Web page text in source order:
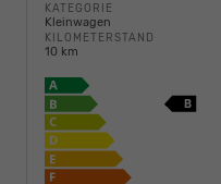
KATEGORIE
Kleinwagen
KILOMETERSTAND
10 km